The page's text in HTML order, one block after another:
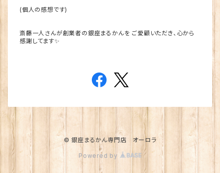
(個人の感想です)
斎藤一人さんが創業者の銀座まるかんを ご愛顧いただき、心から
感謝してます✨
© 銀座まるかん専門店 オーロラ
Powered by